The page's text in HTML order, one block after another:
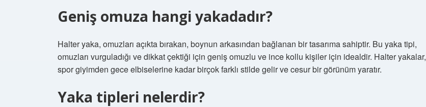
Geniş omuza hangi yakadadır?
Halter yaka, omuzları açıkta bırakan, boynun arkasından bağlanan bir tasarıma sahiptir. Bu yaka tipi,
omuzları vurguladığı ve dikkat çektiği için geniş omuzlu ve ince kollu kişiler için idealdir. Halter yakalar,
spor giyimden gece elbiselerine kadar birçok farklı stilde gelir ve cesur bir görünüm yaratır.
Yaka tipleri nelerdir?